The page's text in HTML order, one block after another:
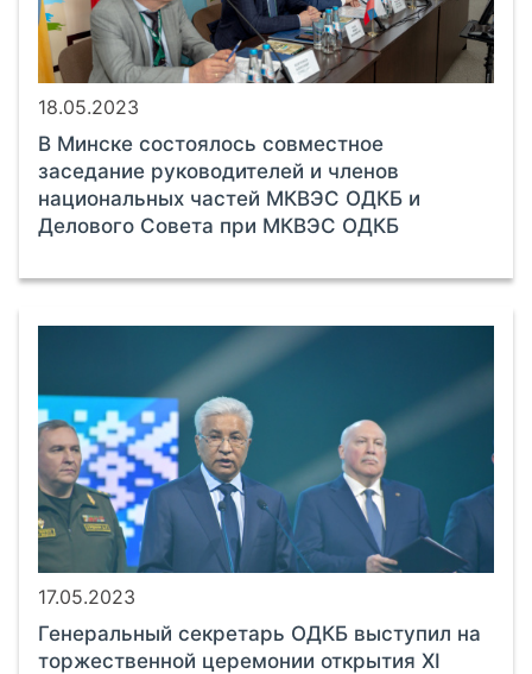
18.05.2023
В Минске состоялось совместное
заседание руководителей и членов
национальных частей МКВЭС ОДКБ и
Делового Совета при МКВЭС ОДКБ
17.05.2023
Генеральный секретарь ОДКБ выступил на
торжественной церемонии открытия XI